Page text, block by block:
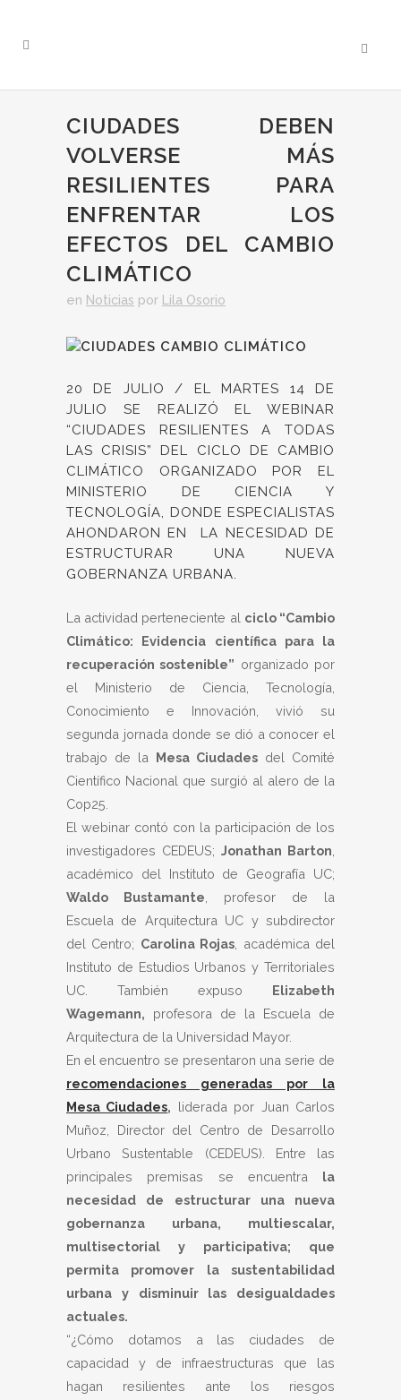
CIUDADES DEBEN
VOLVERSE MÁS
RESILIENTES PARA
ENFRENTAR LOS
EFECTOS DEL CAMBIO
CLIMÁTICO
en Noticias por Lila Osorio
20 DE JULIO / EL MARTES 14 DE
JULIO SE REALIZÓ EL WEBINAR
“CIUDADES RESILIENTES A TODAS
LAS CRISIS” DEL CICLO DE CAMBIO
CLIMÁTICO ORGANIZADO POR EL
MINISTERIO DE CIENCIA Y
TECNOLOGÍA, DONDE ESPECIALISTAS
AHONDARON EN LA NECESIDAD DE
ESTRUCTURAR UNA NUEVA
GOBERNANZA URBANA.
La actividad perteneciente al ciclo “Cambio
Climático: Evidencia científica para la
recuperación sostenible” organizado por
el Ministerio de Ciencia, Tecnología,
Conocimiento e Innovación, vivió su
segunda jornada donde se dió a conocer el
trabajo de la Mesa Ciudades del Comité
Científico Nacional que surgió al alero de la
Cop25.
El webinar contó con la participación de los
investigadores CEDEUS; Jonathan Barton
académico del Instituto de Geografía UC;
Waldo Bustamante , profesor de la
Escuela de Arquitectura UC y subdirector
del Centro; Carolina Rojas , académica del
Instituto de Estudios Urbanos y Territoriales
UC. También expuso Elizabeth
Wagemann, profesora de la Escuela de
Arquitectura de la Universidad Mayor.
En el encuentro se presentaron una serie de
recomendaciones generadas por la
Mesa Ciudades, liderada por Juan Carlos
Muñoz, Director del Centro de Desarrollo
Urbano Sustentable (CEDEUS). Entre las
principales premisas se encuentra la
necesidad de estructurar una nueva
gobernanza urbana, multiescalar,
multisectorial y participativa; que
permita promover la sustentabilidad
urbana y disminuir las desigualdades
actuales.
“¿Cómo dotamos a las ciudades de
capacidad y de infraestructuras que las
hagan resilientes ante los riesgos